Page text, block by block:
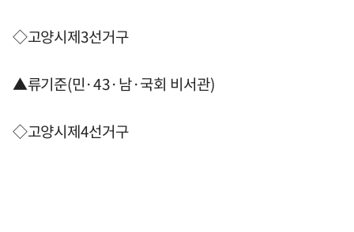
◇고양시제3선거구
▲류기준(민·43·남·국회 비서관)
◇고양시제4선거구